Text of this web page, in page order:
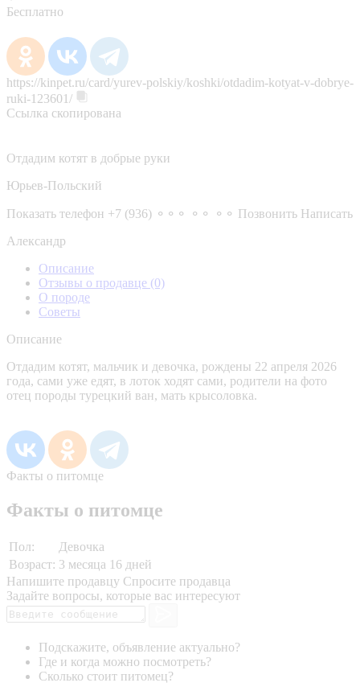
Бесплатно
https://kinpet.ru/card/yurev-polskiy/koshki/otdadim-kotyat-v-dobrye-
ruki-123601/
Ссылка скопирована
Отдадим котят в добрые руки
Юрьев-Польский
Показать телефон +7 (936) ⚬⚬⚬ ⚬⚬ ⚬⚬ Позвонить Написать
Александр
Описание
Отзывы о продавце (0)
О породе
Советы
Описание
Отдадим котят, мальчик и девочка, рождены 22 апреля 2026
года, сами уже едят, в лоток ходят сами, родители на фото
отец породы турецкий ван, мать крысоловка.
Факты о питомце
Факты о питомце
Пол:
Девочка
Возраст: 3 месяца 16 дней
Напишите продавцу Спросите продавца
Задайте вопросы, которые вас интересуют
Подскажите, объявление актуально?
Где и когда можно посмотреть?
Сколько стоит питомец?